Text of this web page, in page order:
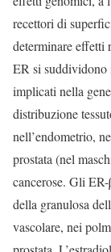
recettori di
determinare
ER si suddividono
implicati nella
distribuzione
nell’endometrio,
prostata (nel
cancerose. Gli
della granulosa
vascolare, nei